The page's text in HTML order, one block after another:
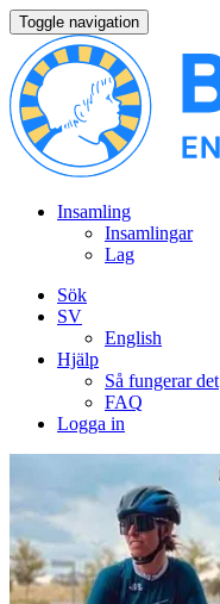
Toggle navigation
Insamling
Insamlingar
Lag
Sök
SV
English
Hjälp
Så fungerar det
FAQ
Logga in